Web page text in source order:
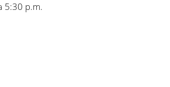
5:30 p.m.